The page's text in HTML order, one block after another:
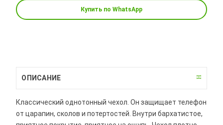
Купить по WhatsApp
ОПИСАНИЕ
Классический однотонный чехол. Он защищает телефон
от царапин, сколов и потертостей. Внутри бархатистое,